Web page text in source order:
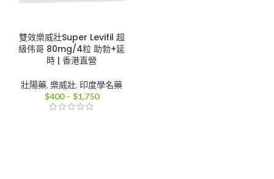
雙效樂威壯Super Levifil 超
級伟哥 80mg/4粒 助勃+延
時 | 香港直營
壯陽藥, 樂威壯, 印度學名藥
$400 – $1,750價